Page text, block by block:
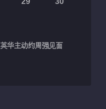
英华主动约周强见面